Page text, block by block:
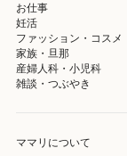
お仕事
妊活
ファッション・コスメ
家族・旦那
産婦人科・小児科
雑談・つぶやき
ママリについて